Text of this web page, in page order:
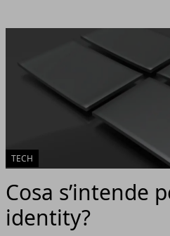
TECH
Cosa s’intende
identity?